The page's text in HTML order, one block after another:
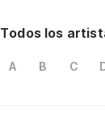
Todos los
A B C